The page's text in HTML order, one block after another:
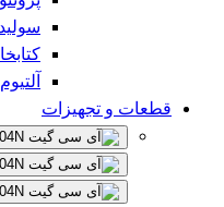
قطعات و تجهیزات